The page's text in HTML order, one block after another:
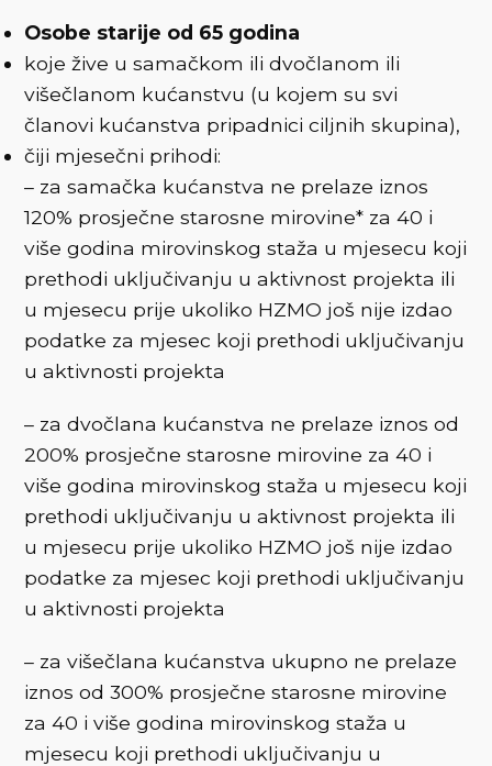
Osobe starije od 65 godina
koje žive u samačkom ili dvočlanom ili
višečlanom kućanstvu (u kojem su svi
članovi kućanstva pripadnici ciljnih skupina),
čiji mjesečni prihodi:
– za samačka kućanstva ne prelaze iznos
120% prosječne starosne mirovine* za 40 i
više godina mirovinskog staža u mjesecu koji
prethodi uključivanju u aktivnost projekta ili
u mjesecu prije ukoliko HZMO još nije izdao
podatke za mjesec koji prethodi uključivanju
u aktivnosti projekta
– za dvočlana kućanstva ne prelaze iznos od
200% prosječne starosne mirovine za 40 i
više godina mirovinskog staža u mjesecu koji
prethodi uključivanju u aktivnost projekta ili
u mjesecu prije ukoliko HZMO još nije izdao
podatke za mjesec koji prethodi uključivanju
u aktivnosti projekta
– za višečlana kućanstva ukupno ne prelaze
iznos od 300% prosječne starosne mirovine
za 40 i više godina mirovinskog staža u
mjesecu koji prethodi uključivanju u